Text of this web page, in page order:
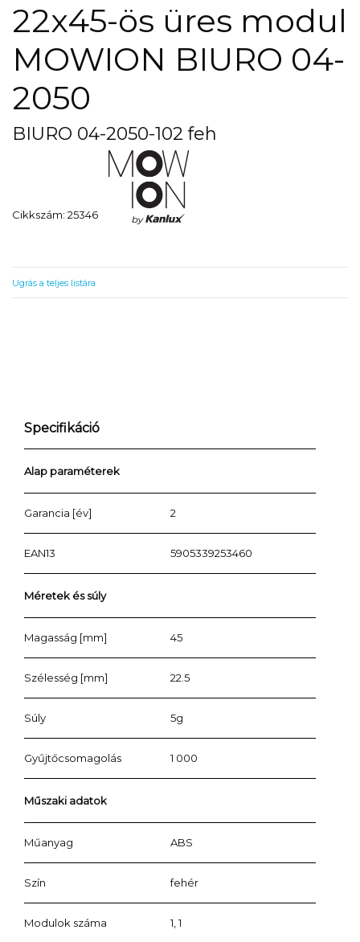
22x45-ös üres modul
MOWION BIURO 04-
2050
BIURO 04-2050-102 feh
Cikkszám: 25346
Ugrás a teljes listára
Specifikáció
Alap paraméterek
Garancia [év] 2
EAN13 5905339253460
Méretek és súly
Magasság [mm] 45
Szélesség [mm] 22.5
Súly 5g
Gyűjtőcsomagolás 1 000
Műszaki adatok
Műanyag ABS
Szín fehér
Modulok száma 1, 1